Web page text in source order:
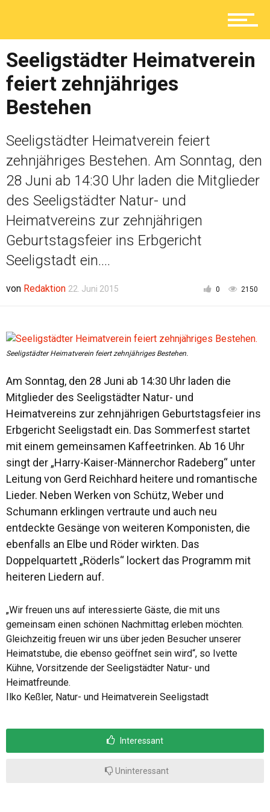
Ratgeber
Service
Kolumne
Shop
Seeligstädter Heimatverein
feiert zehnjähriges
Bestehen
Seeligstädter Heimatverein feiert
zehnjähriges Bestehen. Am Sonntag, den
28 Juni ab 14:30 Uhr laden die Mitglieder
des Seeligstädter Natur- und
Heimatvereins zur zehnjährigen
Geburtstagsfeier ins Erbgericht
Seeligstadt ein....
von Redaktion 22. Juni 2015 0 2150
Seeligstädter Heimatverein feiert zehnjähriges Bestehen.
Am Sonntag, den 28 Juni ab 14:30 Uhr laden die
Mitglieder des Seeligstädter Natur- und
Heimatvereins zur zehnjährigen Geburtstagsfeier ins
Erbgericht Seeligstadt ein. Das Sommerfest startet
mit einem gemeinsamen Kaffeetrinken. Ab 16 Uhr
singt der „Harry-Kaiser-Männerchor Radeberg“ unter
Leitung von Gerd Reichhard heitere und romantische
Lieder. Neben Werken von Schütz, Weber und
Schumann erklingen vertraute und auch neu
entdeckte Gesänge von weiteren Komponisten, die
ebenfalls an Elbe und Röder wirkten. Das
Doppelquartett „Röderls“ lockert das Programm mit
heiteren Liedern auf.
„Wir freuen uns auf interessierte Gäste, die mit uns
gemeinsam einen schönen Nachmittag erleben möchten.
Gleichzeitig freuen wir uns über jeden Besucher unserer
Heimatstube, die ebenso geöffnet sein wird“, so Ivette
Kühne, Vorsitzende der Seeligstädter Natur- und
Heimatfreunde.
Ilko Keßler, Natur- und Heimatverein Seeligstadt
Interessant
Uninteressant